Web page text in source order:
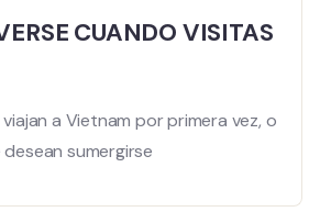
CUANDO VISITAS
a Vietnam por primera vez, o
sumergirse